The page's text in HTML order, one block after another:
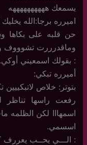
يسمعك ههههههههههه
اميرره برجا:الله
حن قلبه على بكاها
وماقدرررت تشوووف
: بقولك اسمعيني
أميرره تبكي:
بتوتر: خلاص لاتبكييين
رفعت راسها تناظر
اسمهااا لكن الظلمه
اسسمي.
: الـــي يحــب